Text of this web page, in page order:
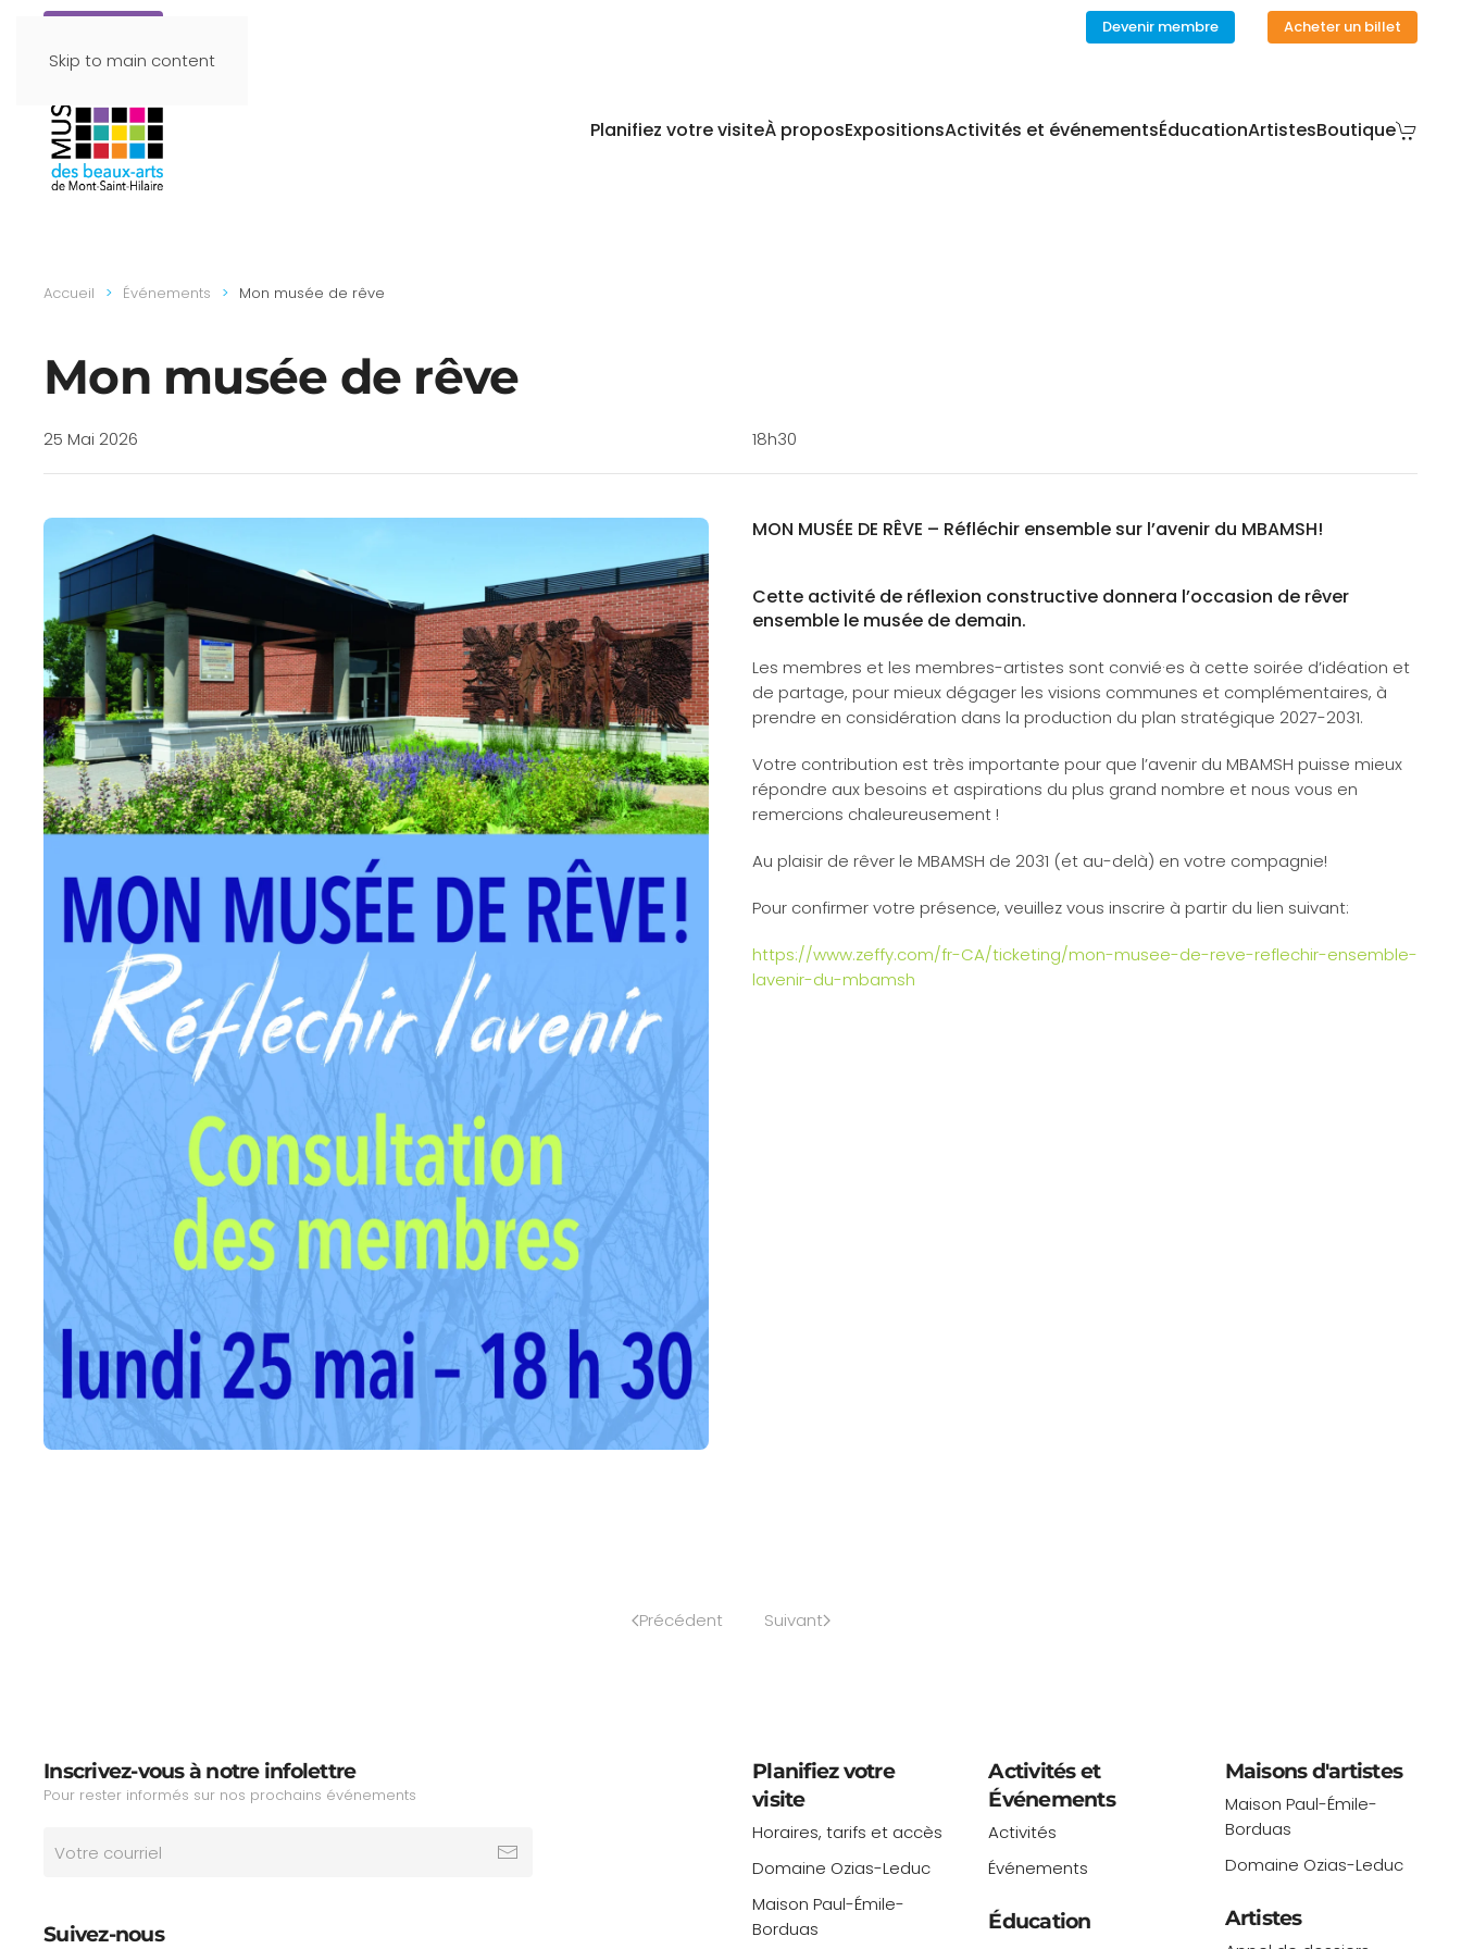
Skip to main content
Devenir membre Acheter un billet
Planifiez votre visiteÀ proposExpositionsActivités et événementsÉducationArtistesBoutique
Accueil Événements Mon musée de rêve
Mon musée de rêve
25 Mai 2026 18h30
MON MUSÉE DE RÊVE – Réfléchir ensemble sur l’avenir du MBAMSH!
Cette activité de réflexion constructive donnera l’occasion de rêver
ensemble le musée de demain.
Les membres et les membres-artistes sont convié·es à cette soirée d’idéation et
de partage, pour mieux dégager les visions communes et complémentaires, à
prendre en considération dans la production du plan stratégique 2027-2031.
Votre contribution est très importante pour que l’avenir du MBAMSH puisse mieux
répondre aux besoins et aspirations du plus grand nombre et nous vous en
remercions chaleureusement !
Au plaisir de rêver le MBAMSH de 2031 (et au-delà) en votre compagnie!
Pour confirmer votre présence, veuillez vous inscrire à partir du lien suivant:
https://www.zeffy.com/fr-CA/ticketing/mon-musee-de-reve-reflechir-ensemble-
lavenir-du-mbamsh
Précédent Suivant
Inscrivez-vous à notre infolettre
Pour rester informés sur nos prochains événements
Suivez-nous
Planifiez votre
visite
Horaires, tarifs et accès
Domaine Ozias-Leduc
Maison Paul-Émile-
Borduas
Activités et
Événements
Activités
Événements
Éducation
Maisons d'artistes
Maison Paul-Émile-
Borduas
Domaine Ozias-Leduc
Artistes